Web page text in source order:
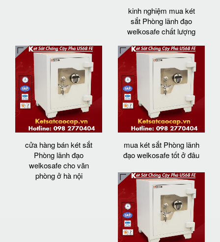
kinh nghiệm mua két
sắt Phòng lãnh đạo
welkosafe chất lượng
cửa hàng bán két sắt
Phòng lãnh đạo
welkosafe cho văn
phòng ở hà nội
mua két sắt Phòng lãnh
đạo welkosafe tốt ở đâu